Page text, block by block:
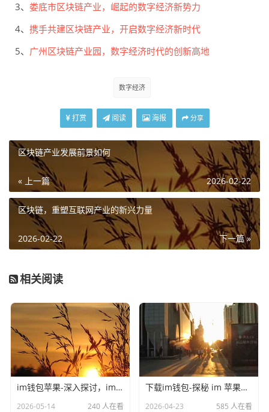
3、 娄底市区块链产业，崛起的数字经济新势力
4、 携手共建区块链产业，开启数字经济新时代
5、 广州区块链产业园，数字经济时代的创新高地
数字经济
打赏 阅读 海报 分享
区块链产业发展前景如何
« 上一篇 2026-02-22
区块链，重塑互联网产业的新兴力量
下一篇 »
2026-02-22
相关阅读
im钱包苹果-深入探讨，im钱包不联网可以用吗
2026-05-14 240 人在看
下载im钱包-探秘 im 苹果钱包官网，数字支付新体验
2026-04-23 585 人在看